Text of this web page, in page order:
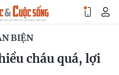
BIỆN
cháu quá, lợi